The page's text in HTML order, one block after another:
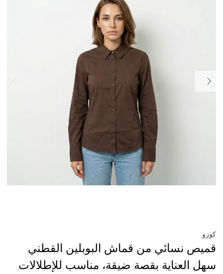
كوزو
قميص نسائي من قماش البوبلين القطني
سهل العناية بقصة ضيقة، مناسب للإطلالات